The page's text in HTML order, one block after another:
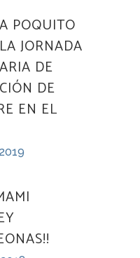
POQUITO
JORNADA
DE
DE
EN EL